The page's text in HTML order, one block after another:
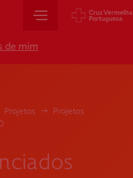
de mim
Projetos →
Projetos